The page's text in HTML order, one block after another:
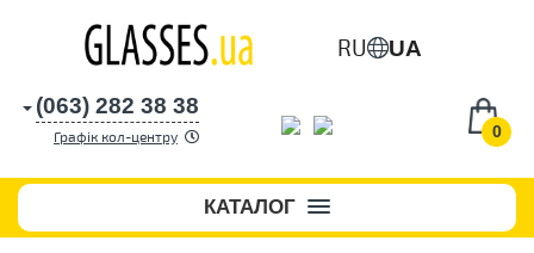
RU UA
0
(063) 282 38 38
Графік кол-центру
КАТАЛОГ